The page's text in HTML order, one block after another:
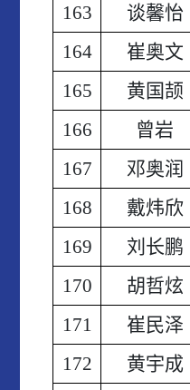
163
谈馨怡
164
崔奥文
165
黄国颉
166
曾岩
167
邓奥润
168
戴炜欣
169
刘长鹏
170
胡哲炫
171
崔民泽
172
黄宇成